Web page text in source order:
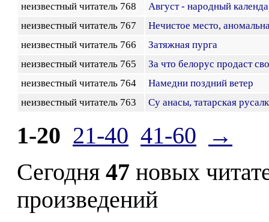
неизвестный читатель 768
Август - народный
неизвестный читатель 767
Нечистое место,
неизвестный читатель 766
Затяжная пурга
неизвестный читатель 765
За что белорус продаст
неизвестный читатель 764
Намедни поздний ветер
неизвестный читатель 763
Су анасы, татарская
1-20 21-40 41-60
→
Сегодня 47 новых
произведений